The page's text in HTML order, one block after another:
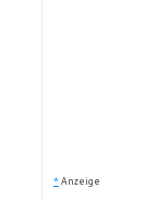
* Anzeige